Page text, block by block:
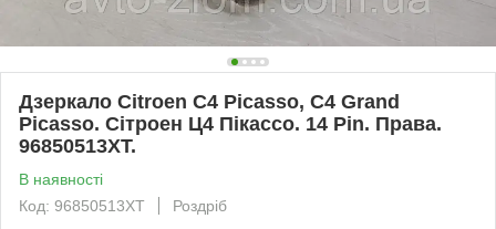
Дзеркало Cіtroen C4 Picasso, C4 Grand
Picasso. Сітроен Ц4 Пікассо. 14 Pin. Права.
96850513XT.
В наявності
Код: 96850513XT
Роздріб